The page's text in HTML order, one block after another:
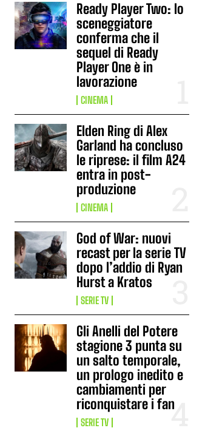
Ready Player Two: lo
sceneggiatore
conferma che il
sequel di Ready
Player One è in
lavorazione
CINEMA
Elden Ring di Alex
Garland ha concluso
le riprese: il film A24
entra in post-
produzione
CINEMA
God of War: nuovi
recast per la serie TV
dopo l’addio di Ryan
Hurst a Kratos
SERIE TV
Gli Anelli del Potere
stagione 3 punta su
un salto temporale,
un prologo inedito e
cambiamenti per
riconquistare i fan
SERIE TV